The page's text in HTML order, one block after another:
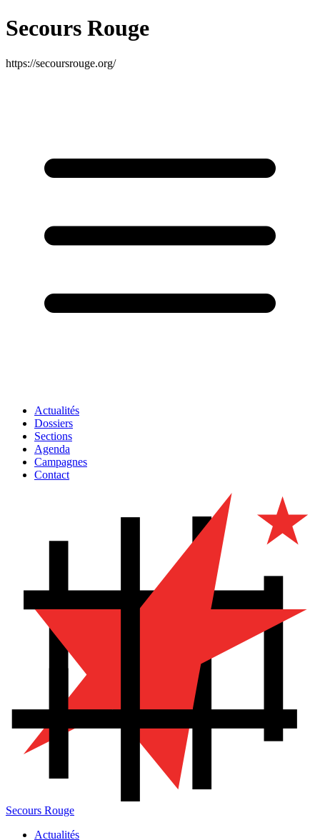
Secours Rouge
https://secoursrouge.org/
Actualités
Dossiers
Sections
Agenda
Campagnes
Contact
Secours Rouge
Actualités